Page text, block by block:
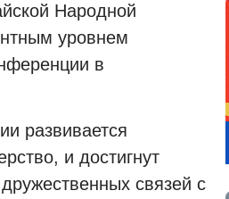
Народной
уровнем
в
развивается
и достигнут
связей с